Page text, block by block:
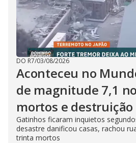
DO R7/03/08/2026
Aconteceu no
de magnitude 7,1
mortos e destruição
Gatinhos ficaram inquietos
desastre danificou casas, rachou
trinta mortos